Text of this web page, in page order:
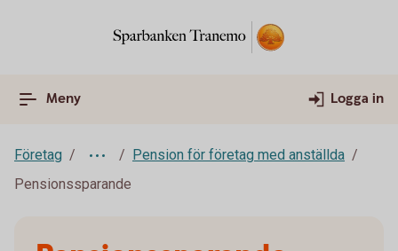
Meny Logga in
Företag
Pension för företag med anställda
Pensionssparande